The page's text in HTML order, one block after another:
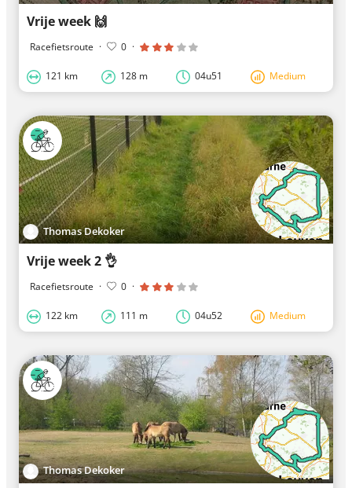
Vrije week 🙌
Racefietsroute · 0 ·
121 km 128 m 04u51 Medium
Thomas Dekoker
Vrije week 2 👌
Racefietsroute · 0 ·
122 km 111 m 04u52 Medium
Thomas Dekoker